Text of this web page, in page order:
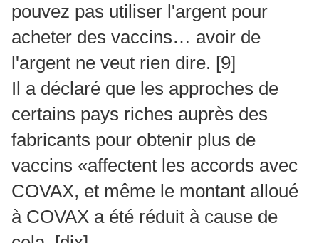
pouvez pas utiliser l'argent pour
acheter des vaccins… avoir de
l'argent ne veut rien dire. [9]
Il a déclaré que les approches de
certains pays riches auprès des
fabricants pour obtenir plus de
vaccins «affectent les accords avec
COVAX, et même le montant alloué
à COVAX a été réduit à cause de